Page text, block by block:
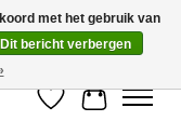
vandaag verzonden!
Verlanglijst
met het gebruik van
Dit bericht verbergen